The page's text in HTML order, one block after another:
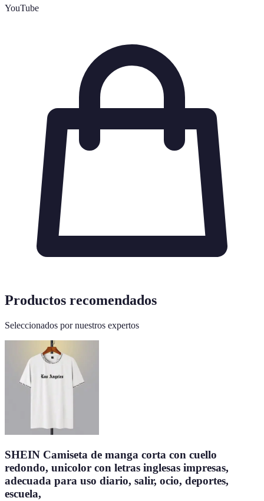
YouTube
Productos recomendados
Seleccionados por nuestros expertos
SHEIN Camiseta de manga corta con cuello
redondo, unicolor con letras inglesas impresas,
adecuada para uso diario, salir, ocio, deportes,
escuela,